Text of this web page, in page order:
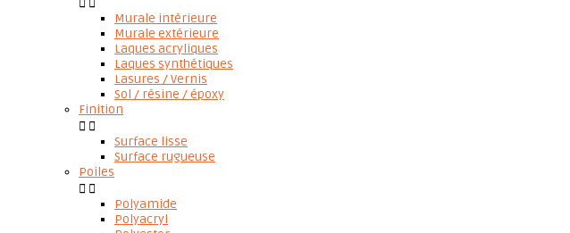
 
Murale intérieure
Murale extérieure
Laques acryliques
Laques synthétiques
Lasures / Vernis
Sol / résine / époxy
Finition
 
Surface lisse
Surface rugueuse
Poiles
 
Polyamide
Polyacryl